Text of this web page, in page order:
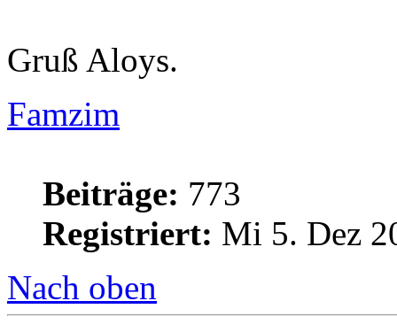
Gruß Aloys.
Famzim
Beiträge: 773
Registriert: Mi 5. Dez
Nach oben